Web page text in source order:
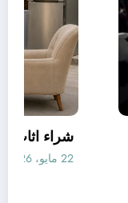
متابعة كرة